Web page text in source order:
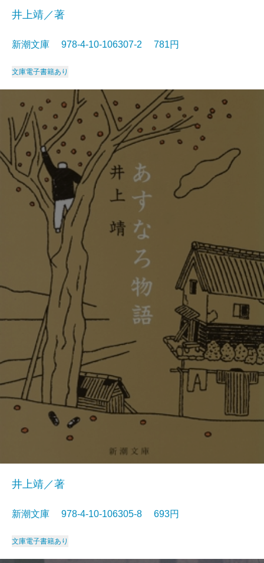
井上靖／著
新潮文庫 978-4-10-106307-2 781円
文庫電子書籍あり
井上靖／著
新潮文庫 978-4-10-106305-8 693円
文庫電子書籍あり